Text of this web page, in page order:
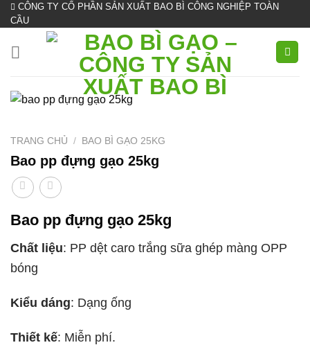
Skip
to
CÔNG TY CỔ PHẦN SẢN XUẤT BAO BÌ CÔNG NGHIỆP TOÀN
CẦU
TRANG CHỦ / BAO BÌ GẠO 25KG
Bao pp đựng gạo 25kg
Bao pp đựng gạo 25kg
Chất liệu: PP dệt caro trắng sữa ghép màng OPP
bóng
Kiểu dáng: Dạng ống
Thiết kế: Miễn phí.